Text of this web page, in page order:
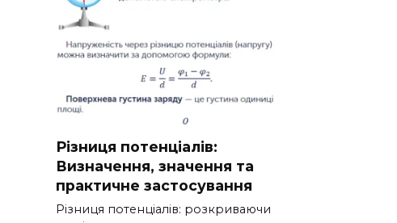
Різниця потенціалів:
Визначення, значення та
практичне застосування
Різниця потенціалів: розкриваючи